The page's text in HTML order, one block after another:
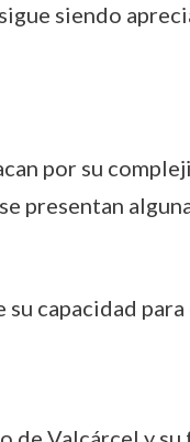
siendo
por su
presentan
capacidad